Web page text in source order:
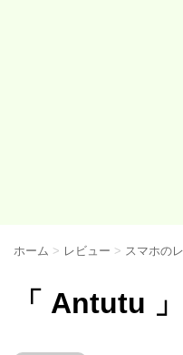
ホーム > レビュー > スマホの
「 Antutu